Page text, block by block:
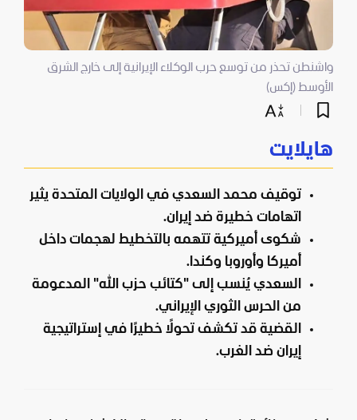
واشنطن تحذر من توسع حرب الوكلاء الإيرانية إلى خارج الشرق
الأوسط (إكس)
هايلايت
توقيف محمد السعدي في الولايات المتحدة يثير
اتهامات خطيرة ضد إيران.
شكوى أميركية تتهمه بالتخطيط لهجمات داخل
أميركا وأوروبا وكندا.
السعدي يُنسب إلى "كتائب حزب الله" المدعومة
من الحرس الثوري الإيراني.
القضية قد تكشف تحولًا خطيرًا في إستراتيجية
إيران ضد الغرب.